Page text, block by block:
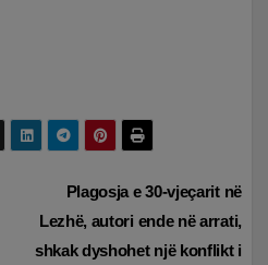
Plagosja e 30-vjeçarit në
Lezhë, autori ende në arrati,
shkak dyshohet një konflikt i